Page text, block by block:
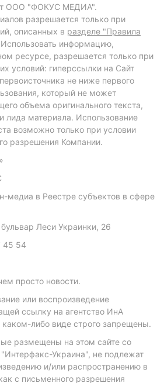
ООО "ФОКУС МЕДИА".
разрешается только при
описанных в разделе "Правила
информацию,
ресурсе, разрешается только при
условий: гиперссылки на Сайт
не ниже первого
который не может
объема оригинального текста,
лида материала. Использование
возможно только при условии
разрешения Компании.
медиа в Реестре субъектов в сфере
Леси Украинки, 26
45 54
просто новости.
или воспроизведение
ссылку на агентство ИнА
каком-либо виде строго запрещены.
размещены на этом сайте со
"Интерфакс-Украина", не подлежат
и/или распространению в
с письменного разрешения